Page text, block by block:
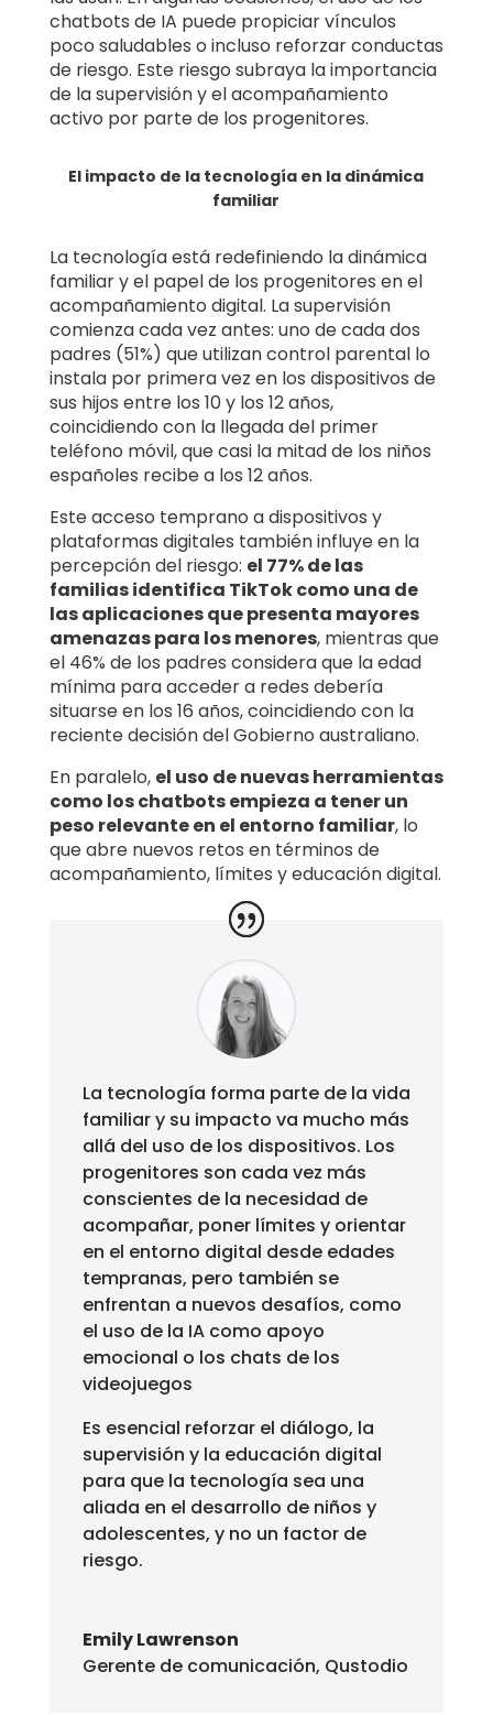
chatbots de IA puede propiciar vínculos
poco saludables o incluso reforzar conductas
de riesgo. Este riesgo subraya la importancia
de la supervisión y el acompañamiento
activo por parte de los progenitores.
El impacto de la tecnología en la dinámica
familiar
La tecnología está redefiniendo la dinámica
familiar y el papel de los progenitores en el
acompañamiento digital. La supervisión
comienza cada vez antes: uno de cada dos
padres (51%) que utilizan control parental lo
instala por primera vez en los dispositivos de
sus hijos entre los 10 y los 12 años,
coincidiendo con la llegada del primer
teléfono móvil, que casi la mitad de los niños
españoles recibe a los 12 años.
Este acceso temprano a dispositivos y
plataformas digitales también influye en la
percepción del riesgo: el 77% de las
familias identifica TikTok como una de
las aplicaciones que presenta mayores
amenazas para los menores, mientras que
el 46% de los padres considera que la edad
mínima para acceder a redes debería
situarse en los 16 años, coincidiendo con la
reciente decisión del Gobierno australiano.
En paralelo, el uso de nuevas herramientas
como los chatbots empieza a tener un
peso relevante en el entorno familiar, lo
que abre nuevos retos en términos de
acompañamiento, límites y educación digital.
La tecnología forma parte de la vida
familiar y su impacto va mucho más
allá del uso de los dispositivos. Los
progenitores son cada vez más
conscientes de la necesidad de
acompañar, poner límites y orientar
en el entorno digital desde edades
tempranas, pero también se
enfrentan a nuevos desafíos, como
el uso de la IA como apoyo
emocional o los chats de los
videojuegos
Es esencial reforzar el diálogo, la
supervisión y la educación digital
para que la tecnología sea una
aliada en el desarrollo de niños y
adolescentes, y no un factor de
riesgo.
Emily Lawrenson
Gerente de comunicación, Qustodio